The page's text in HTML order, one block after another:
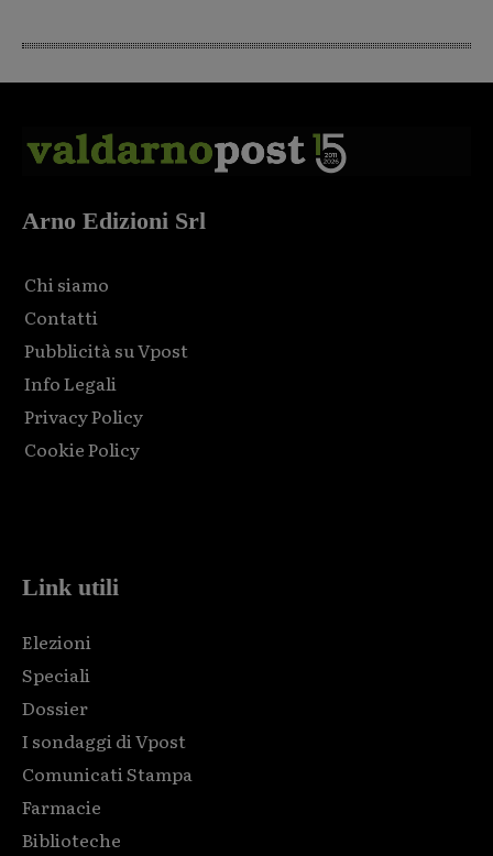
Arno Edizioni Srl
Chi siamo
Contatti
Pubblicità su Vpost
Info Legali
Privacy Policy
Cookie Policy
Link utili
Elezioni
Speciali
Dossier
I sondaggi di Vpost
Comunicati Stampa
Farmacie
Biblioteche